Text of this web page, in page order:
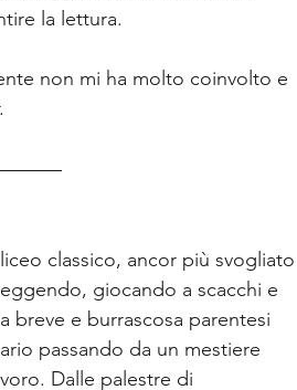
la lettura.
non mi ha molto coinvolto e
classico, ancor più svogliato
giocando a scacchi e
e burrascosa parentesi
passando da un mestiere
Dalle palestre di